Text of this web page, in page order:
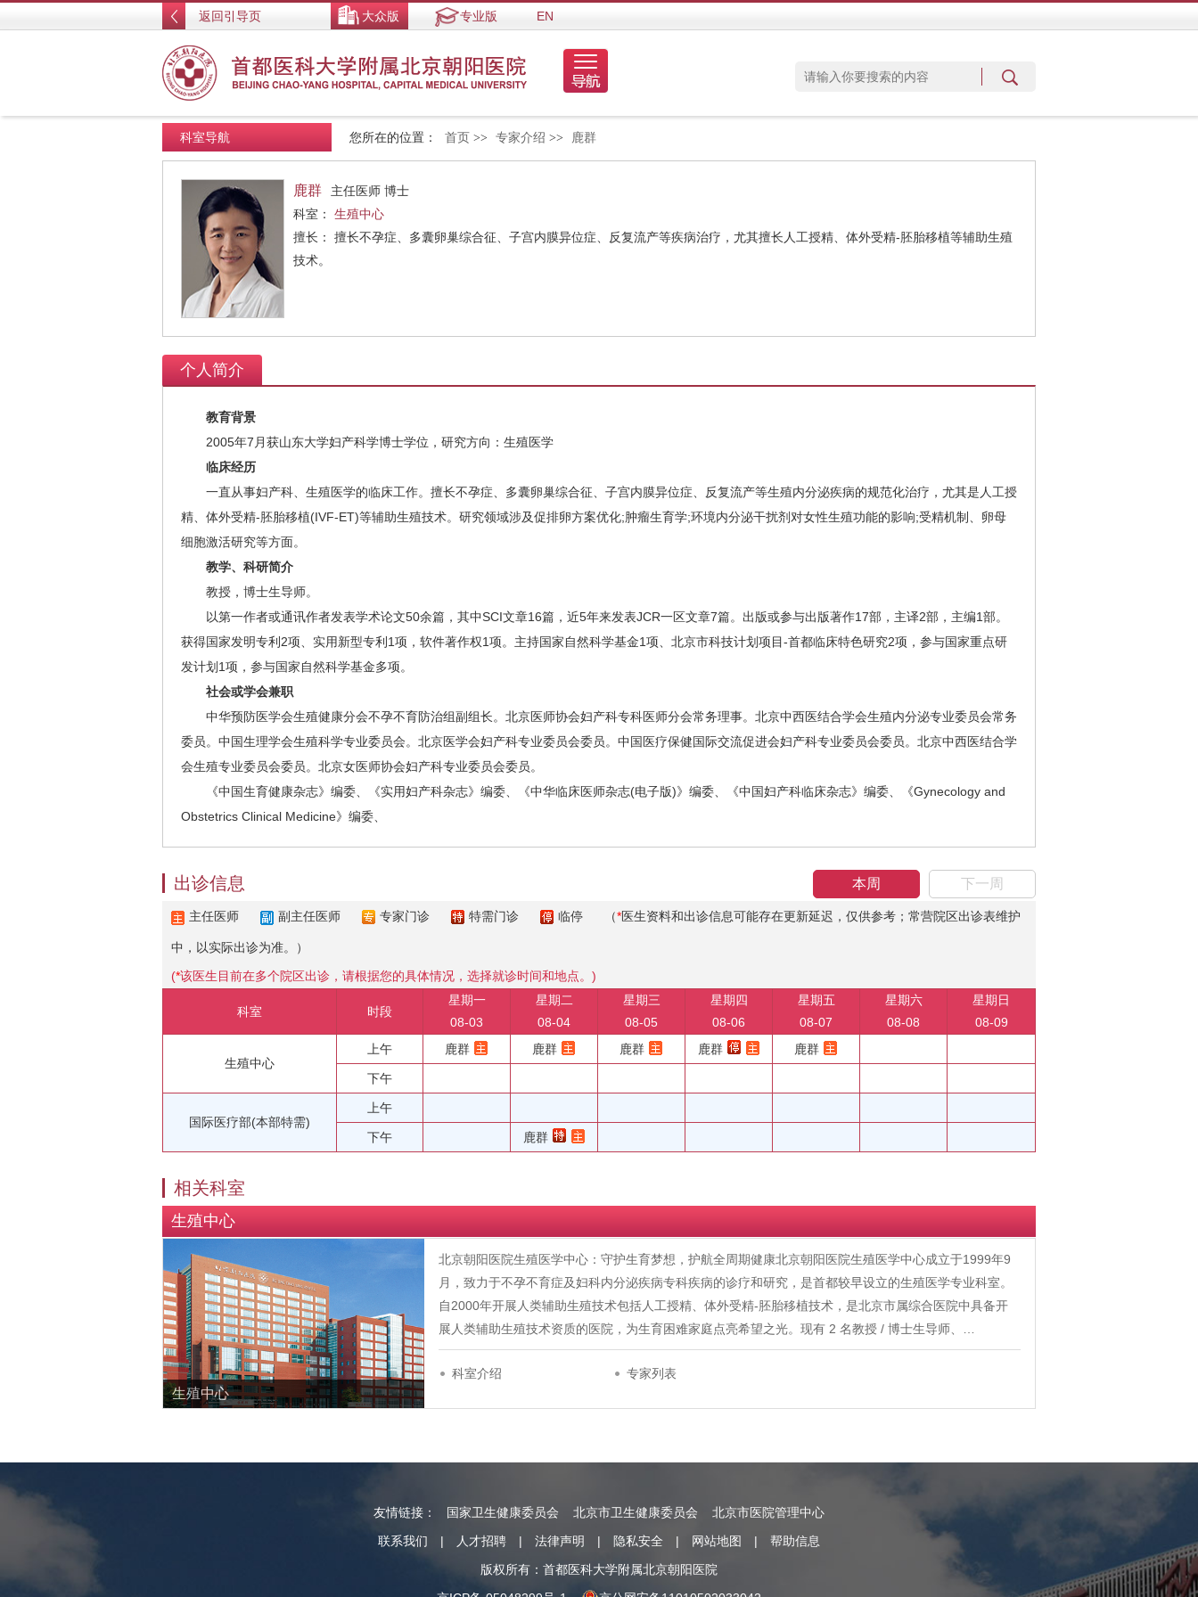
返回引导页 大众版 专业版 EN
您所在的位置： 首页 >> 专家介绍 >> 鹿群
科室导航
鹿群
主任医师 博士
科室： 生殖中心
擅长： 擅长不孕症、多囊卵巢综合征、子宫内膜异位症、反复流产等疾病治疗，尤其擅长人工授精、体外受精-胚胎移植等辅助生殖
技术。
个人简介
教育背景
2005年7月获山东大学妇产科学博士学位，研究方向：生殖医学
临床经历
一直从事妇产科、生殖医学的临床工作。擅长不孕症、多囊卵巢综合征、子宫内膜异位症、反复流产等生殖内分泌疾病的规范化治疗，尤其是人工授
精、体外受精-胚胎移植(IVF-ET)等辅助生殖技术。研究领域涉及促排卵方案优化;肿瘤生育学;环境内分泌干扰剂对女性生殖功能的影响;受精机制、卵母
细胞激活研究等方面。
教学、科研简介
教授，博士生导师。
以第一作者或通讯作者发表学术论文50余篇，其中SCI文章16篇，近5年来发表JCR一区文章7篇。出版或参与出版著作17部，主译2部，主编1部。
获得国家发明专利2项、实用新型专利1项，软件著作权1项。主持国家自然科学基金1项、北京市科技计划项目-首都临床特色研究2项，参与国家重点研
发计划1项，参与国家自然科学基金多项。
社会或学会兼职
中华预防医学会生殖健康分会不孕不育防治组副组长。北京医师协会妇产科专科医师分会常务理事。北京中西医结合学会生殖内分泌专业委员会常务
委员。中国生理学会生殖科学专业委员会。北京医学会妇产科专业委员会委员。中国医疗保健国际交流促进会妇产科专业委员会委员。北京中西医结合学
会生殖专业委员会委员。北京女医师协会妇产科专业委员会委员。
《中国生育健康杂志》编委、《实用妇产科杂志》编委、《中华临床医师杂志(电子版)》编委、《中国妇产科临床杂志》编委、《Gynecology and
Obstetrics Clinical Medicine》编委、
本周 下一周
出诊信息
主任医师 副主任医师 专家门诊 特需门诊 临停 （*医生资料和出诊信息可能存在更新延迟，仅供参考；常营院区出诊表维护
中，以实际出诊为准。）
(*该医生目前在多个院区出诊，请根据您的具体情况，选择就诊时间和地点。)
科室 时段
星期一
08-03
星期二
08-04
星期三
08-05
星期四
08-06
星期五
08-07
星期六
08-08
星期日
08-09
生殖中心
上午 鹿群 鹿群 鹿群 鹿群 鹿群
下午
国际医疗部(本部特需)
上午
下午 鹿群
相关科室
生殖中心
生殖中心
北京朝阳医院生殖医学中心：守护生育梦想，护航全周期健康北京朝阳医院生殖医学中心成立于1999年9
月，致力于不孕不育症及妇科内分泌疾病专科疾病的诊疗和研究，是首都较早设立的生殖医学专业科室。
自2000年开展人类辅助生殖技术包括人工授精、体外受精-胚胎移植技术，是北京市属综合医院中具备开
展人类辅助生殖技术资质的医院，为生育困难家庭点亮希望之光。现有 2 名教授 / 博士生导师、…
科室介绍 专家列表
友情链接： 国家卫生健康委员会 北京市卫生健康委员会
北京市医院管理中心
联系我们
| 人才招聘 | 法律声明 | 隐私安全 | 网站地图 |
帮助信息
版权所有：首都医科大学附属北京朝阳医院